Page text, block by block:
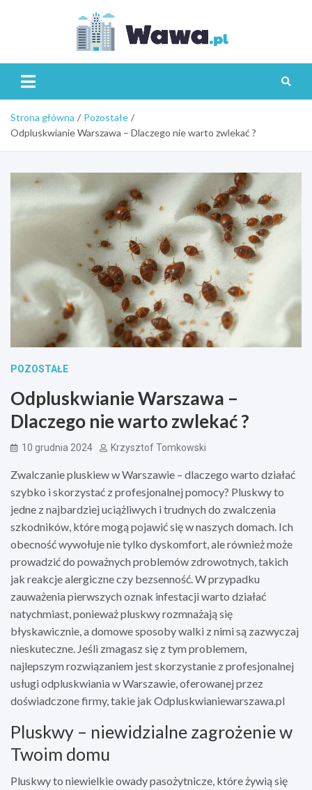
Strona główna
Pozostałe
Odpluskwianie Warszawa – Dlaczego nie warto zwlekać ?
POZOSTAŁE
Odpluskwianie Warszawa –
Dlaczego nie warto zwlekać ?
10 grudnia 2024 Krzysztof Tomkowski
Zwalczanie pluskiew w Warszawie – dlaczego warto działać
szybko i skorzystać z profesjonalnej pomocy? Pluskwy to
jedne z najbardziej uciążliwych i trudnych do zwalczenia
szkodników, które mogą pojawić się w naszych domach. Ich
obecność wywołuje nie tylko dyskomfort, ale również może
prowadzić do poważnych problemów zdrowotnych, takich
jak reakcje alergiczne czy bezsenność. W przypadku
zauważenia pierwszych oznak infestacji warto działać
natychmiast, ponieważ pluskwy rozmnażają się
błyskawicznie, a domowe sposoby walki z nimi są zazwyczaj
nieskuteczne. Jeśli zmagasz się z tym problemem,
najlepszym rozwiązaniem jest skorzystanie z profesjonalnej
usługi odpluskwiania w Warszawie, oferowanej przez
doświadczone firmy, takie jak Odpluskwianiewarszawa.pl
Pluskwy – niewidzialne zagrożenie w
Twoim domu
Pluskwy to niewielkie owady pasożytnicze, które żywią się